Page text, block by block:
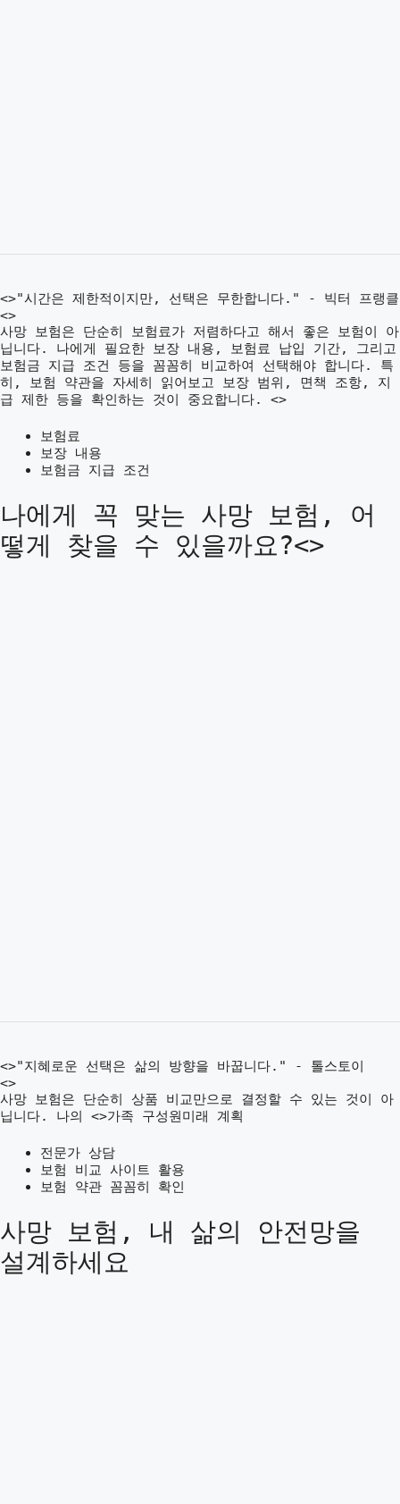
<>"시간은 제한적이지만, 선택은 무한합니다." - 빅터 프랭클
<>
사망 보험은 단순히 보험료가 저렴하다고 해서 좋은 보험이 아
닙니다. 나에게 필요한 보장 내용, 보험료 납입 기간, 그리고
보험금 지급 조건 등을 꼼꼼히 비교하여 선택해야 합니다. 특
히, 보험 약관을 자세히 읽어보고 보장 범위, 면책 조항, 지
급 제한 등을 확인하는 것이 중요합니다. <>
보험료
보장 내용
보험금 지급 조건
나에게 꼭 맞는 사망 보험, 어
떻게 찾을 수 있을까요?<>
<>"지혜로운 선택은 삶의 방향을 바꿉니다." - 톨스토이
<>
사망 보험은 단순히 상품 비교만으로 결정할 수 있는 것이 아
닙니다. 나의 <>가족 구성원미래 계획
전문가 상담
보험 비교 사이트 활용
보험 약관 꼼꼼히 확인
사망 보험, 내 삶의 안전망을
설계하세요